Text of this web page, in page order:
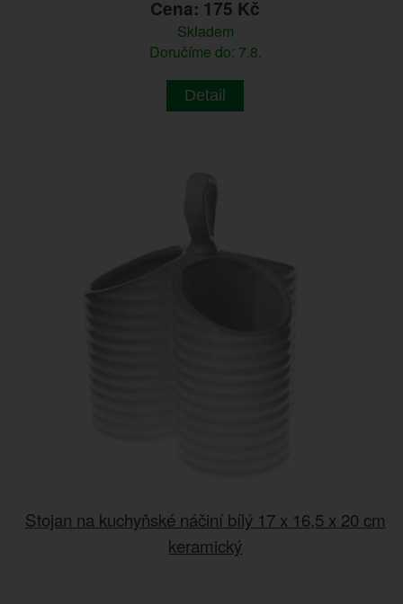
Cena: 175 Kč
Skladem
Doručíme do: 7.8.
Detail
Stojan na kuchyňské náčiní bílý 17 x 16,5 x 20 cm
keramický